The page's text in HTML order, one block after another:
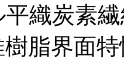
平織炭素
脂界面